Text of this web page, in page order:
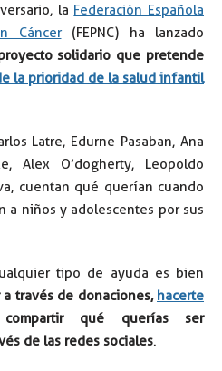
la Federación Española
Cáncer(FEPNC) ha lanzado
solidario que pretende
la prioridad de la salud infantil
Latre, Edurne Pasaban, Ana
Alex O’dogherty, Leopoldo
cuentan qué querían cuando
a niños y adolescentes por sus
tipo de ayuda es bien
a través de donaciones, hacerte
qué querías ser
de las redes sociales.